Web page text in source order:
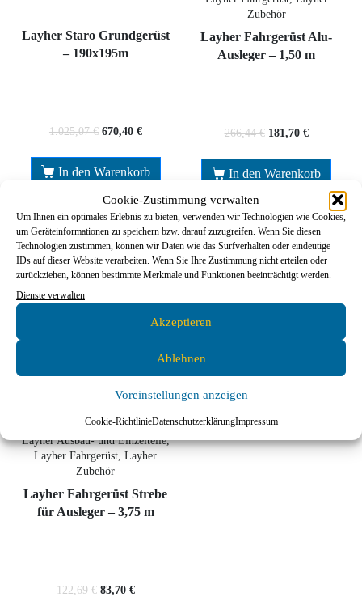
Cookie-Zustimmung verwalten
Um Ihnen ein optimales Erlebnis zu bieten, verwenden wir Technologien wie Cookies,
um Geräteinformationen zu speichern bzw. darauf zuzugreifen. Wenn Sie diesen
Technologien zustimmen, können wir Daten wie das Surfverhalten oder eindeutige
IDs auf dieser Website verarbeiten. Wenn Sie Ihre Zustimmung nicht erteilen oder
zurückziehen, können bestimmte Merkmale und Funktionen beeinträchtigt werden.
Dienste verwalten
Akzeptieren
Ablehnen
Voreinstellungen anzeigen
Cookie-RichtlinieDatenschutzerklärungImpressum
Layher Staro Grundgerüst
– 190x195m
1.025,07€ 670,40 €
In den Warenkorb
Zubehör
Layher Fahrgerüst Alu-
Ausleger – 1,50 m
266,44€ 181,70 €
In den Warenkorb
Layher Ausbau- und Einzelteile,
Layher Fahrgerüst, Layher
Zubehör
Layher Fahrgerüst Strebe
für Ausleger – 3,75 m
122,69€ 83,70 €